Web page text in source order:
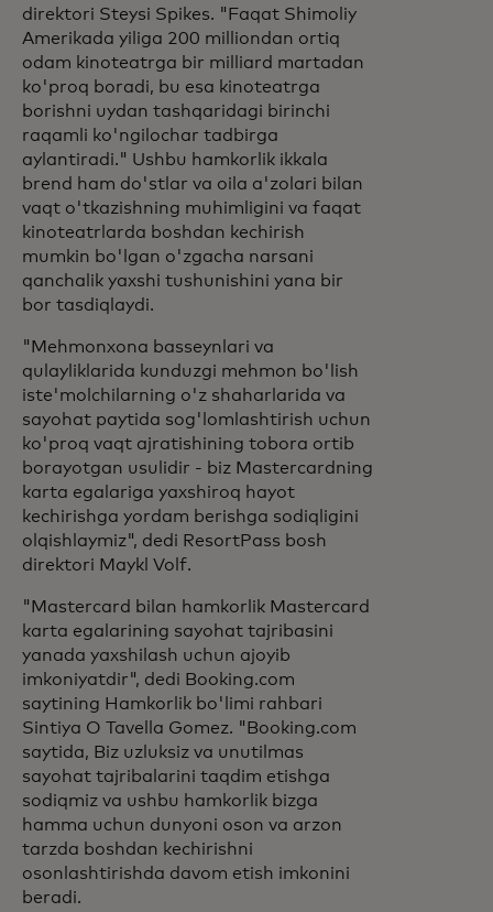
direktori Steysi Spikes. "Faqat Shimoliy
Amerikada yiliga 200 milliondan ortiq
odam kinoteatrga bir milliard martadan
ko'proq boradi, bu esa kinoteatrga
borishni uydan tashqaridagi birinchi
raqamli ko'ngilochar tadbirga
aylantiradi." Ushbu hamkorlik ikkala
brend ham do'stlar va oila a'zolari bilan
vaqt o'tkazishning muhimligini va faqat
kinoteatrlarda boshdan kechirish
mumkin bo'lgan o'zgacha narsani
qanchalik yaxshi tushunishini yana bir
bor tasdiqlaydi.
"Mehmonxona basseynlari va
qulayliklarida kunduzgi mehmon bo'lish
iste'molchilarning o'z shaharlarida va
sayohat paytida sog'lomlashtirish uchun
ko'proq vaqt ajratishining tobora ortib
borayotgan usulidir - biz Mastercardning
karta egalariga yaxshiroq hayot
kechirishga yordam berishga sodiqligini
olqishlaymiz", dedi ResortPass bosh
direktori Maykl Volf.
"Mastercard bilan hamkorlik Mastercard
karta egalarining sayohat tajribasini
yanada yaxshilash uchun ajoyib
imkoniyatdir", dedi Booking.com
saytining Hamkorlik bo'limi rahbari
Sintiya O Tavella Gomez. "Booking.com
saytida, Biz uzluksiz va unutilmas
sayohat tajribalarini taqdim etishga
sodiqmiz va ushbu hamkorlik bizga
hamma uchun dunyoni oson va arzon
tarzda boshdan kechirishni
osonlashtirishda davom etish imkonini
beradi.